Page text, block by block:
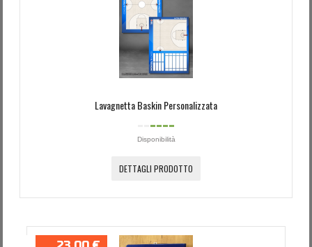
Lavagnetta Baskin Personalizzata
Disponibilità
DETTAGLI PRODOTTO